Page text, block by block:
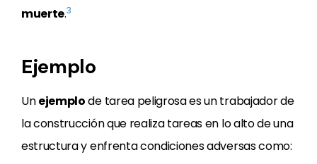
muerte.3
Ejemplo
Unejemplode tarea peligrosa es un trabajador de
la construcción que realiza tareas en lo alto de una
estructura y enfrenta condiciones adversas como: